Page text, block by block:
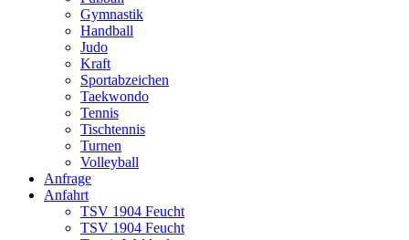
Gymnastik
Handball
Judo
Kraft
Sportabzeichen
Taekwondo
Tennis
Tischtennis
Turnen
Volleyball
Anfrage
Anfahrt
TSV 1904 Feucht
TSV 1904 Feucht